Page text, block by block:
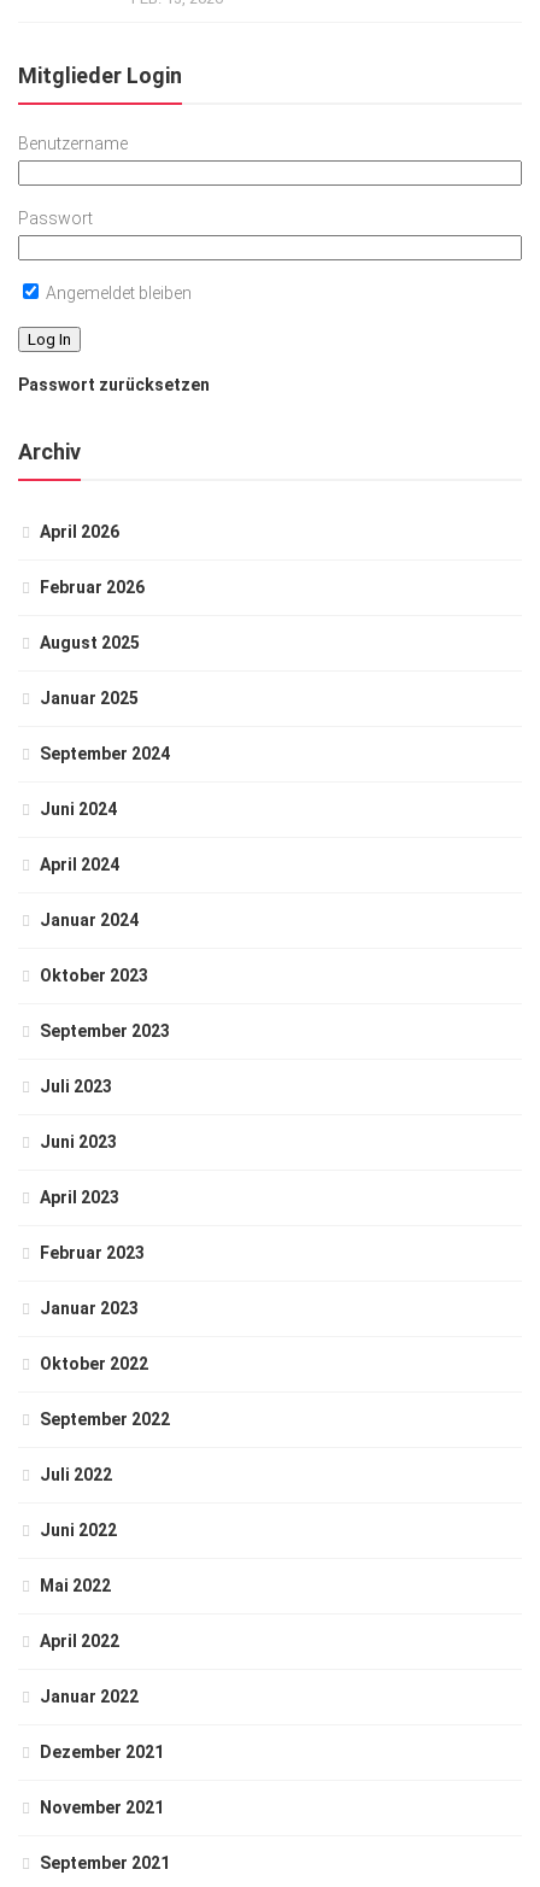
Mitglieder Login
Benutzername
Passwort
Angemeldet bleiben
Passwort zurücksetzen
Archiv
April 2026
Februar 2026
August 2025
Januar 2025
September 2024
Juni 2024
April 2024
Januar 2024
Oktober 2023
September 2023
Juli 2023
Juni 2023
April 2023
Februar 2023
Januar 2023
Oktober 2022
September 2022
Juli 2022
Juni 2022
Mai 2022
April 2022
Januar 2022
Dezember 2021
November 2021
September 2021